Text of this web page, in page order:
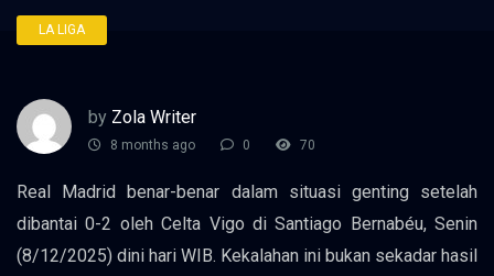
LA LIGA
by Zola Writer
8 months ago 0 70
Real Madrid benar-benar dalam situasi genting setelah
dibantai 0-2 oleh Celta Vigo di Santiago Bernabéu, Senin
(8/12/2025) dini hari WIB. Kekalahan ini bukan sekadar hasil